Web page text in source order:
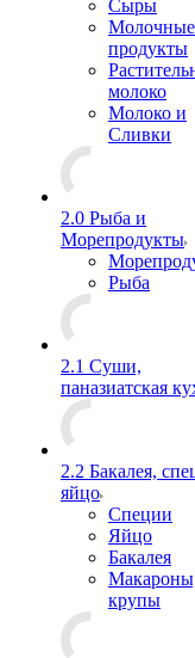
Сыры
Молочные
продукты
молоко
Молоко и
Сливки
2.0 Рыба и
Морепродукты
Рыба
2.1 Суши,
паназиатская
2.2 Бакалея,
яйцо
Специи
Яйцо
Бакалея
крупы